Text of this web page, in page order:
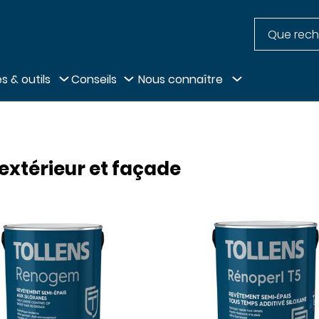
de page
& outils Conseils Nous connaître
et façade